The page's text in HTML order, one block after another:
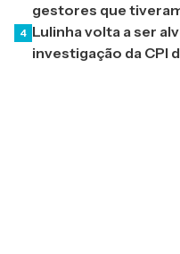
gestores que
4 Lulinha volta a ser
investigação da CPI